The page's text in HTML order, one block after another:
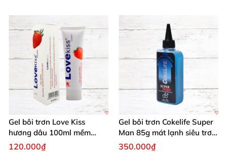
Gel bôi trơn Love Kiss
hương dâu 100ml mềm
mượt an toàn thơm
120.000₫
Gel bôi trơn Cokelife Super
Man 85g mát lạnh siêu trơn
an toàn
350.000₫